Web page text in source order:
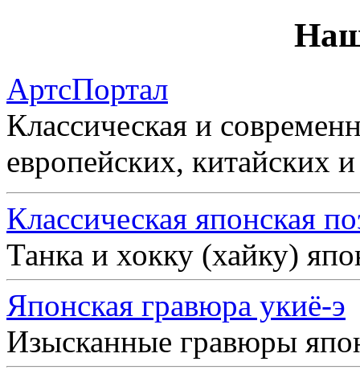
АртсПортал
Классическая и
европейских, китайских
Классическая японская
Танка и хокку (хайку)
Японская гравюра укиё-э
Изысканные гравюры